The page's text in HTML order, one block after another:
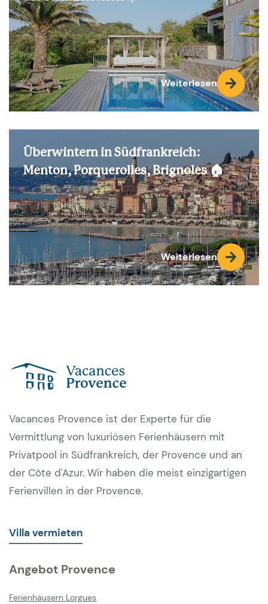
Weiterlesen
Überwintern in Südfrankreich:
Menton, Porquerolles, Brignoles 🏠
Weiterlesen
Vacances Provence ist der Experte für die
Vermittlung von luxuriösen Ferienhäusern mit
Privatpool in Südfrankreich, der Provence und an
der Côte d'Azur. Wir haben die meist einzigartigen
Ferienvillen in der Provence.
Villa vermieten
Angebot Provence
Ferienhäusern Lorgues